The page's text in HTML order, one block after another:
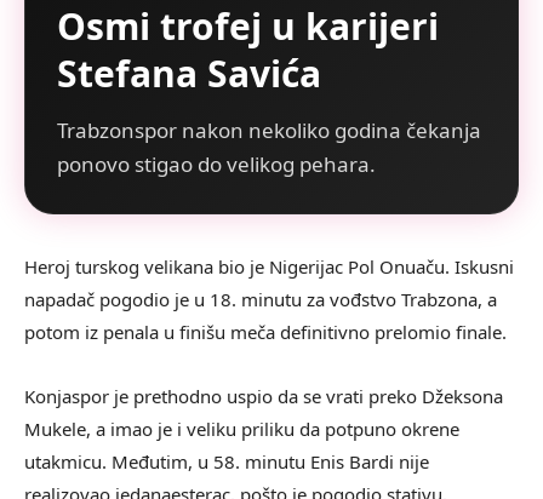
Osmi trofej u karijeri
Stefana Savića
Trabzonspor nakon nekoliko godina čekanja
ponovo stigao do velikog pehara.
Heroj turskog velikana bio je Nigerijac Pol Onuaču. Iskusni
napadač pogodio je u 18. minutu za vođstvo Trabzona, a
potom iz penala u finišu meča definitivno prelomio finale.
Konjaspor je prethodno uspio da se vrati preko Džeksona
Mukele, a imao je i veliku priliku da potpuno okrene
utakmicu. Međutim, u 58. minutu Enis Bardi nije
realizovao jedanaesterac, pošto je pogodio stativu.